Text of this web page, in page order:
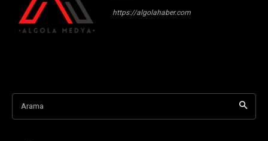
https://algolahaber.com
Arama